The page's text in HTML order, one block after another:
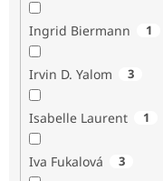
Ingrid Biermann 1
Irvin D. Yalom 3
Isabelle Laurent 1
Iva Fukalová 3